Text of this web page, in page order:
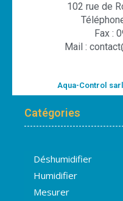
102 rue de
Fax :
Mail :
Aqua-Control
Catégories
Déshumidifier
Humidifier
Mesurer